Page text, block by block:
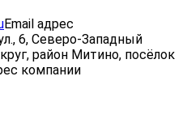
Email адрес
6, Северо-Западный
район Митино, посёлок
компании